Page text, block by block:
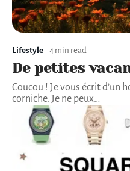
Lifestyle 4 min read
De petites
Coucou ! Je vous écrit d’un
corniche. Je ne peux…